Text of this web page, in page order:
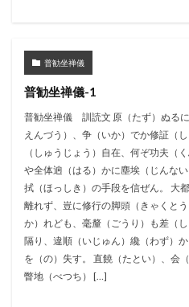
普勧坐禅儀
普勧坐禅儀-1
普勧坐禅儀 訓読文 原（たず）ぬる
えんづう）、争（いか）でか修証（
（しゅうじょう）自在、何ぞ功夫（
や全体逈（はる）かに塵埃（じんな
拭（ほっしき）の手段を信ぜん。 大
離れず、豈に修行の脚頭（きゃくと
か）れども、毫釐（ごうり）も差（
隔り、違順（いじゅん）纔（わず）
を（の）失す。 直饒（たとい）、会
瞥地（べつち） […]